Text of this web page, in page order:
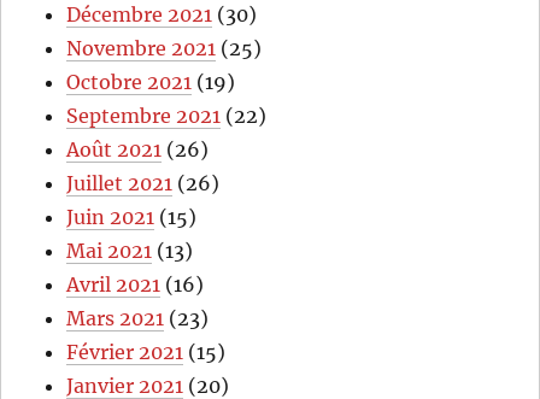
Décembre 2021 (30)
Novembre 2021 (25)
Octobre 2021 (19)
Septembre 2021 (22)
Août 2021 (26)
Juillet 2021 (26)
Juin 2021 (15)
Mai 2021 (13)
Avril 2021 (16)
Mars 2021 (23)
Février 2021 (15)
Janvier 2021 (20)